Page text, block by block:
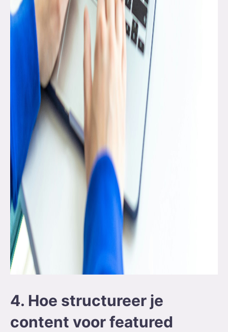
4. Hoe structureer je
content voor featured